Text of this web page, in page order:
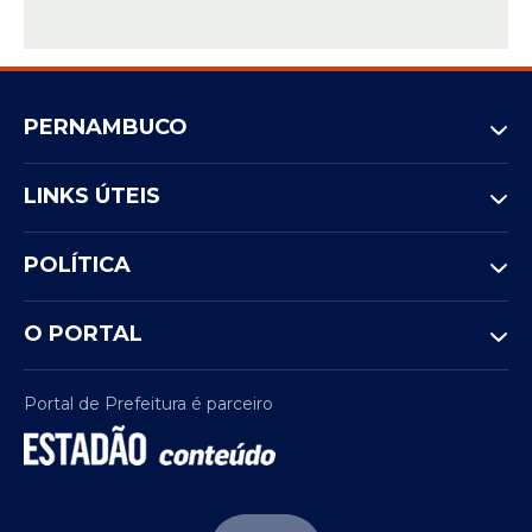
PERNAMBUCO
LINKS ÚTEIS
POLÍTICA
O PORTAL
Portal de Prefeitura é parceiro